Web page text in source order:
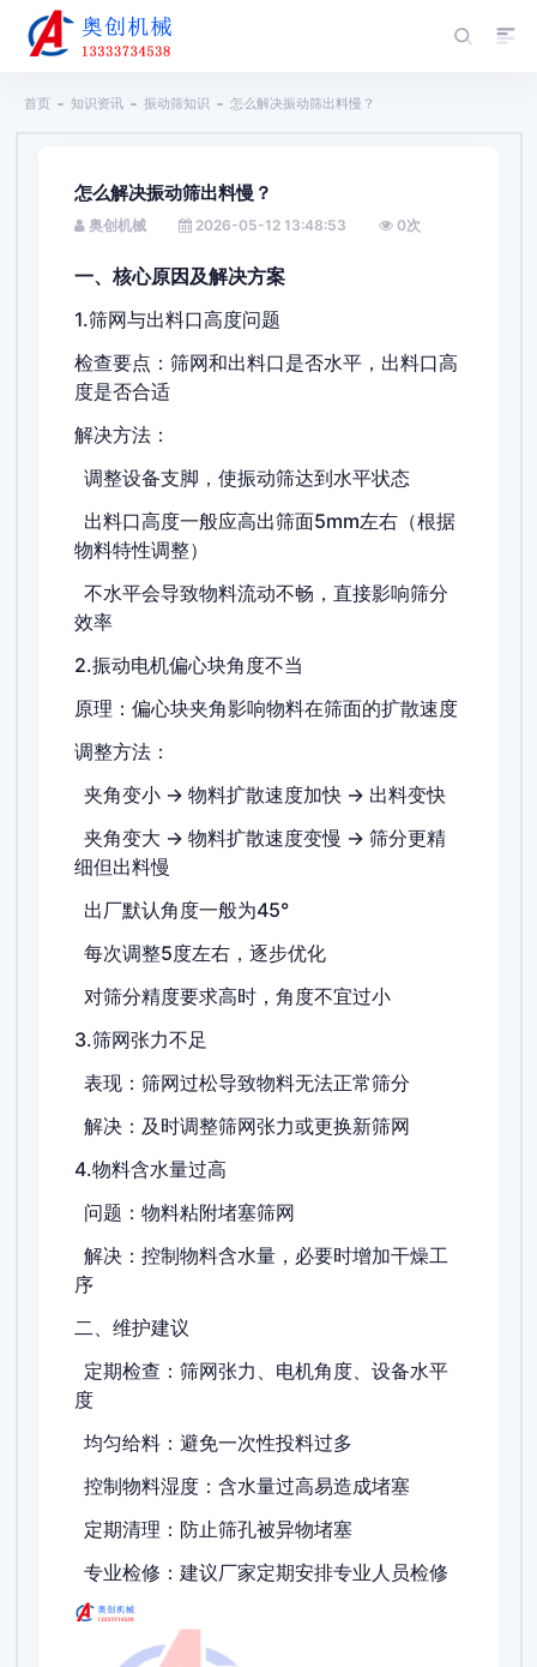
首页 知识资讯 振动筛知识 怎么解决振动筛出料慢？
怎么解决振动筛出料慢？
奥创机械 2026-05-12 13:48:53 0次
一、核心原因及解决方案
1.筛网与出料口高度问题
检查要点：筛网和出料口是否水平，出料口高
度是否合适
解决方法：
调整设备支脚，使振动筛达到水平状态
出料口高度一般应高出筛面5mm左右（根据
物料特性调整）
不水平会导致物料流动不畅，直接影响筛分
效率
2.振动电机偏心块角度不当
原理：偏心块夹角影响物料在筛面的扩散速度
调整方法：
夹角变小 → 物料扩散速度加快 → 出料变快
夹角变大 → 物料扩散速度变慢 → 筛分更精
细但出料慢
出厂默认角度一般为45°
每次调整5度左右，逐步优化
对筛分精度要求高时，角度不宜过小
3.筛网张力不足
表现：筛网过松导致物料无法正常筛分
解决：及时调整筛网张力或更换新筛网
4.物料含水量过高
问题：物料粘附堵塞筛网
解决：控制物料含水量，必要时增加干燥工
序
二、维护建议
定期检查：筛网张力、电机角度、设备水平
度
均匀给料：避免一次性投料过多
控制物料湿度：含水量过高易造成堵塞
定期清理：防止筛孔被异物堵塞
专业检修：建议厂家定期安排专业人员检修